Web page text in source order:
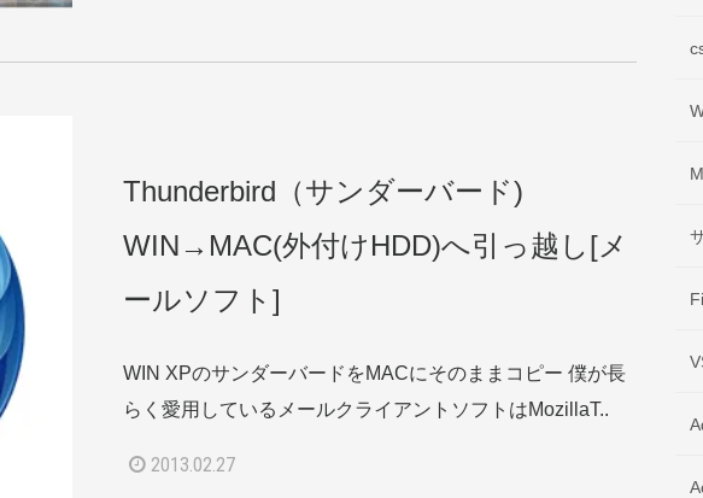
Thunderbird（サンダーバード)
WIN→MAC(外付けHDD)へ引っ越し[メ
ールソフト]
WIN XPのサンダーバードをMACにそのままコピー 僕が長
らく愛用しているメールクライアントソフトはMozillaT..
2013.02.27